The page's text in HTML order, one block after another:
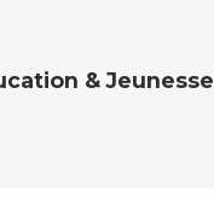
& Jeunesse